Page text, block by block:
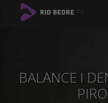
BALANCE I